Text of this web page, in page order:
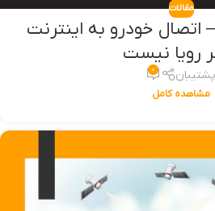
مقالات
اتصال خودرو به اینترنت
رویا نیست
پشتیبان ۰
مشاهده کامل